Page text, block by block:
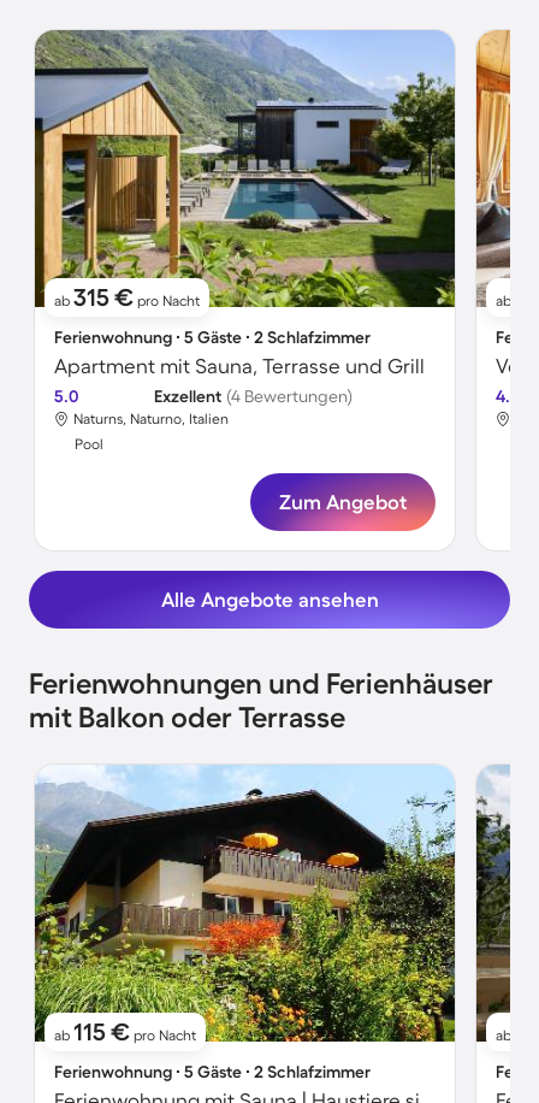
ab 315 € pro Nacht
Ferienwohnung ∙ 5 Gäste ∙ 2 Schlafzimmer
Apartment mit Sauna, Terrasse und Grill
5.0 Exzellent (4 Bewertungen)
Naturns, Naturno, Italien
Pool
Zum Angebot
ab
4.0
Alle Angebote ansehen
Ferienwohnungen und Ferienhäuser
mit Balkon oder Terrasse
ab 115 € pro Nacht
Ferienwohnung ∙ 5 Gäste ∙ 2 Schlafzimmer
ab